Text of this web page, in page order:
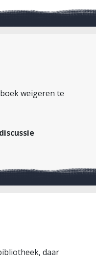
weigeren te
daar